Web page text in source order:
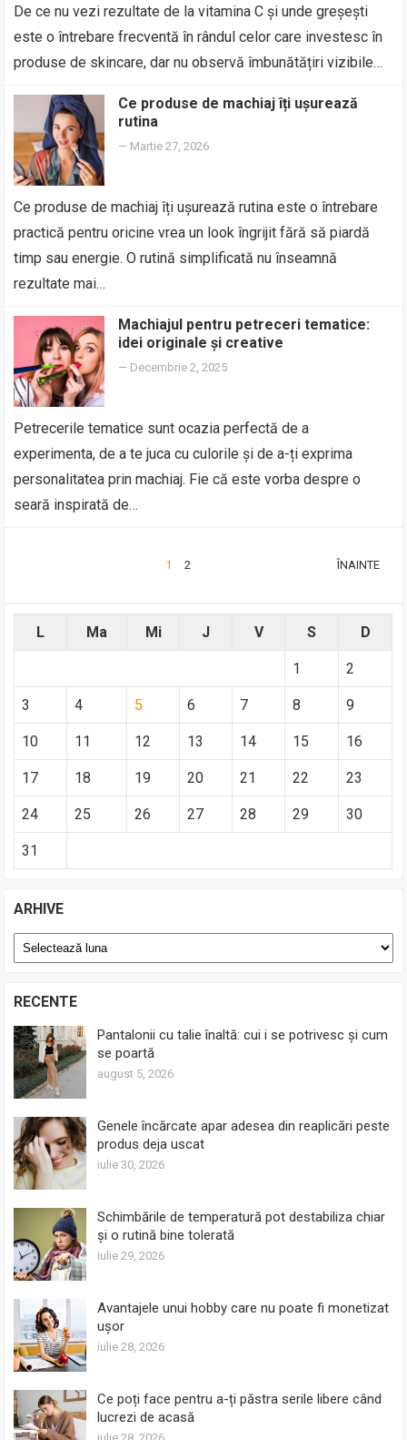
De ce nu vezi rezultate de la vitamina C și unde greșești
este o întrebare frecventă în rândul celor care investesc în
produse de skincare, dar nu observă îmbunătățiri vizibile…
Ce produse de machiaj îți ușurează
rutina
— Martie 27, 2026
Ce produse de machiaj îți ușurează rutina este o întrebare
practică pentru oricine vrea un look îngrijit fără să piardă
timp sau energie. O rutină simplificată nu înseamnă
rezultate mai…
Machiajul pentru petreceri tematice:
idei originale și creative
— Decembrie 2, 2025
Petrecerile tematice sunt ocazia perfectă de a
experimenta, de a te juca cu culorile și de a-ți exprima
personalitatea prin machiaj. Fie că este vorba despre o
seară inspirată de…
1 2 ÎNAINTE
L Ma Mi J V S D
1 2
3 4 5 6 7 8 9
10 11 12 13 14 15 16
17 18 19 20 21 22 23
24 25 26 27 28 29 30
31
ARHIVE
Arhive
RECENTE
Pantalonii cu talie înaltă: cui i se potrivesc și cum
se poartă
august 5, 2026
Genele încărcate apar adesea din reaplicări peste
produs deja uscat
iulie 30, 2026
Schimbările de temperatură pot destabiliza chiar
și o rutină bine tolerată
iulie 29, 2026
Avantajele unui hobby care nu poate fi monetizat
ușor
iulie 28, 2026
Ce poți face pentru a-ți păstra serile libere când
lucrezi de acasă